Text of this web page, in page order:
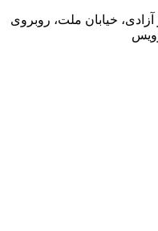
آزادی، خیابان ملت، روبروی